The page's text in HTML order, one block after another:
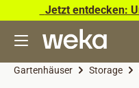
Zum Hauptinhalt springen
Jetzt entdecken:
Gartenhäuser Storage